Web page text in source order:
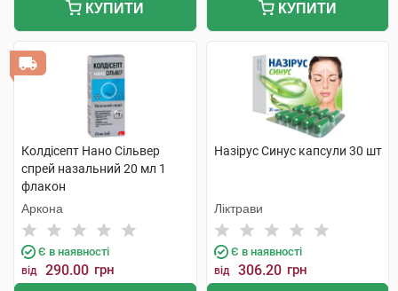
КУПИТИ КУПИТИ
Колдісепт Нано Сільвер
спрей назальний 20 мл 1
флакон
Аркона
Є в наявності
від 290.00 грн
Назірус Синус капсули 30 шт
Ліктрави
Є в наявності
від 306.20 грн